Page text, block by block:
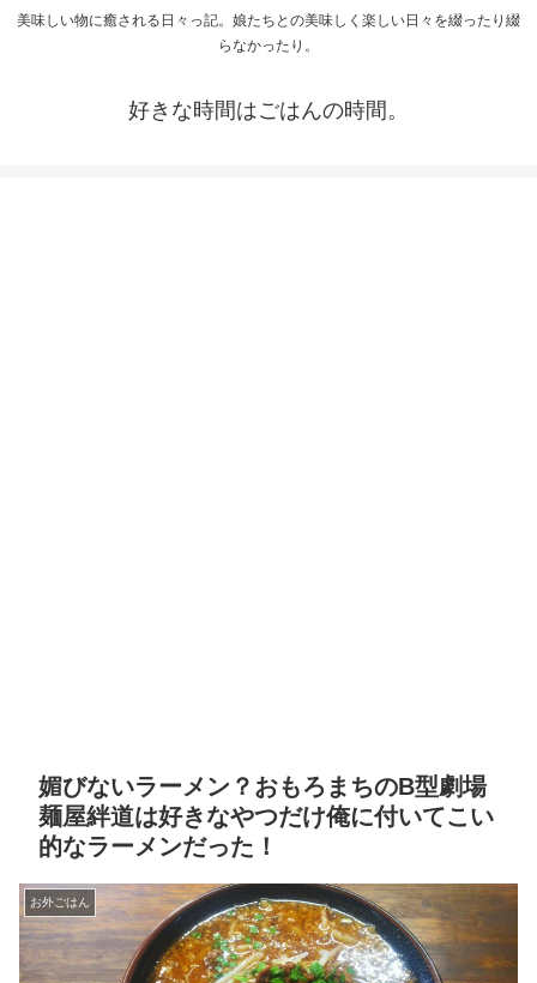
美味しい物に癒される日々っ記。娘たちとの美味しく楽しい日々を綴ったり綴
らなかったり。
好きな時間はごはんの時間。
媚びないラーメン？おもろまちのB型劇場
麺屋絆道は好きなやつだけ俺に付いてこい
的なラーメンだった！
お外ごはん